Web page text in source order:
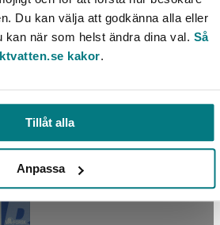
Du kan välja att godkänna alla eller
kan när som helst ändra dina val. Så
kakor.
Tillåt alla
Anpassa
hjälp av tryckslagsmätningar –